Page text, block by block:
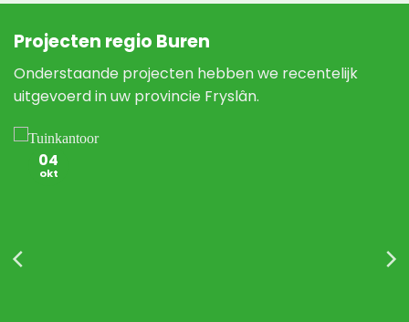
Projecten regio Buren
Onderstaande projecten hebben we recentelijk
uitgevoerd in uw provincie Fryslân.
04
okt